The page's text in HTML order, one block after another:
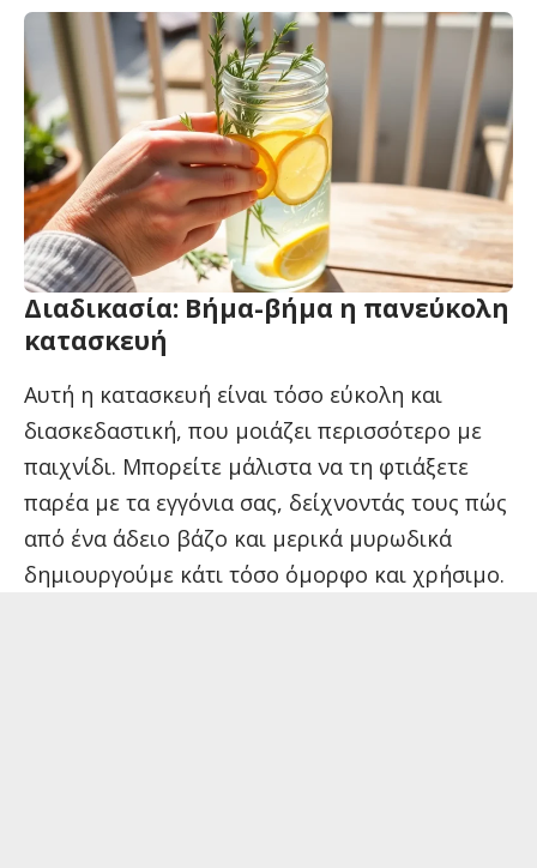
Διαδικασία: Βήμα-βήμα η πανεύκολη
κατασκευή
Αυτή η κατασκευή είναι τόσο εύκολη και
διασκεδαστική, που μοιάζει περισσότερο με
παιχνίδι. Μπορείτε μάλιστα να τη φτιάξετε
παρέα με τα εγγόνια σας, δείχνοντάς τους πώς
από ένα άδειο βάζο και μερικά μυρωδικά
δημιουργούμε κάτι τόσο όμορφο και χρήσιμο.